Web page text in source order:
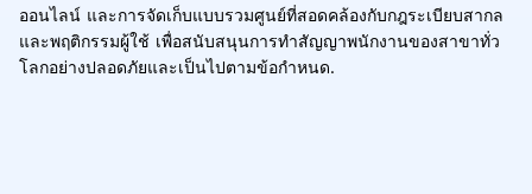
ออนไลน์ และการจัดเก็บแบบรวมศูนย์ที่สอดคล้องกับกฎระเบียบสากล
และพฤติกรรมผู้ใช้ เพื่อสนับสนุนการทำสัญญาพนักงานของสาขาทั่ว
โลกอย่างปลอดภัยและเป็นไปตามข้อกำหนด.